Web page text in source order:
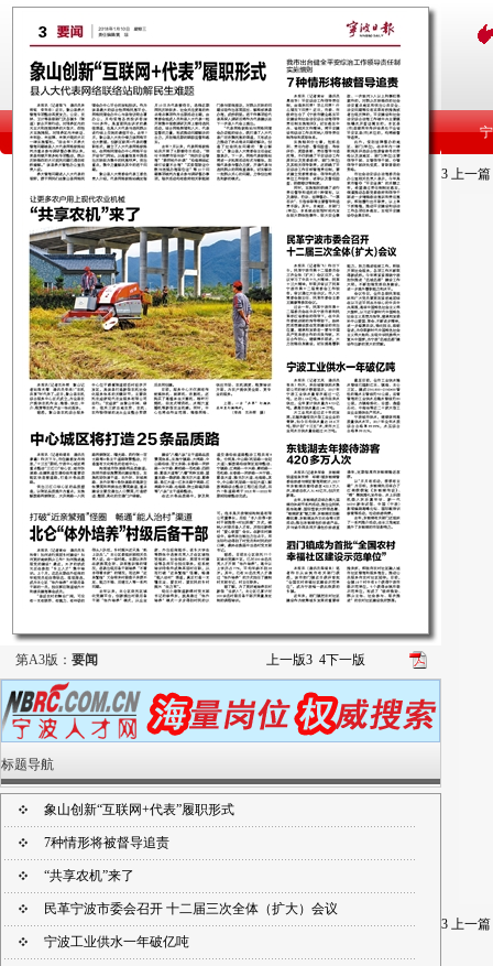
第A3版： 要闻 上一版3 4下一版
标题导航
象山创新“互联网+代表”履职形式
7种情形将被督导追责
“共享农机”来了
民革宁波市委会召开 十二届三次全体（扩大）会议
宁波工业供水一年破亿吨
3 上一篇
3 上一篇